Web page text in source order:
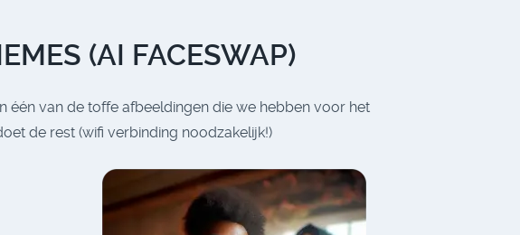
(AI FACESWAP)
één van de toffe afbeeldingen die we hebben voor het
de rest (wifi verbinding noodzakelijk!)